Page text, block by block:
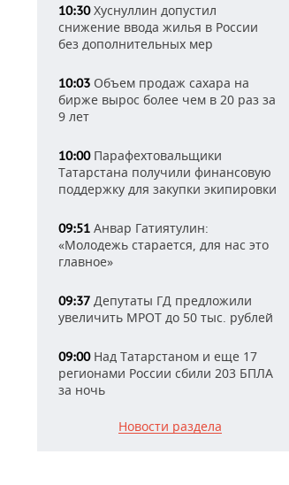
10:30Хуснуллин допустил
снижение ввода жилья в России
без дополнительных мер
10:03 Объем продаж сахара на
бирже вырос более чем в 20 раз за
9 лет
10:00Парафехтовальщики
Татарстана получили финансовую
поддержку для закупки экипировки
09:51 Анвар Гатиятулин:
«Молодежь старается, для нас это
главное»
09:37 Депутаты ГД предложили
увеличить МРОТ до 50 тыс. рублей
09:00Над Татарстаном и еще 17
регионами России сбили 203 БПЛА
за ночь
Новости раздела